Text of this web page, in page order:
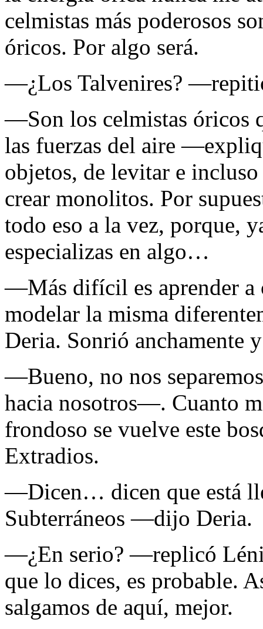
celmistas más poderosos
óricos. Por algo será.
—¿Los Talvenires?
—Son los celmistas óricos
las fuerzas del aire
objetos, de levitar e
crear monolitos. Por
todo eso a la vez, porque,
especializas en algo…
—Más difícil es aprender a
modelar la misma
Deria. Sonrió anchamente
—Bueno, no nos
hacia nosotros—. Cuanto
frondoso se vuelve este
Extradios.
—Dicen… dicen que está
Subterráneos —dijo Deria.
—¿En serio? —replicó
que lo dices, es probable.
salgamos de aquí, mejor.